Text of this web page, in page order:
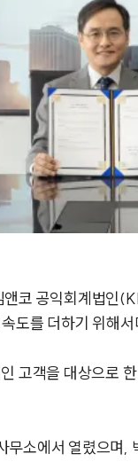
앤코 공익회계법
도를 더하기 위해서
고객을 대상으로
소에서 열렸으며